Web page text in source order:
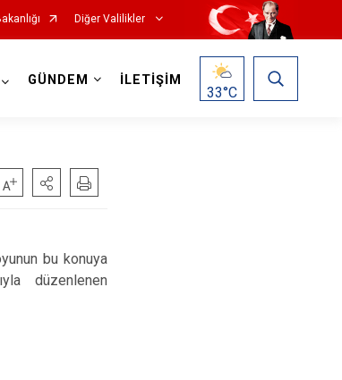
Diğer Valilikler
GÜNDEM İLETİŞİM
33°C
bu konuya
düzenlenen